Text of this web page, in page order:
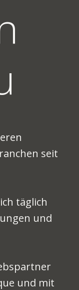
seit
täglich
und
und mit